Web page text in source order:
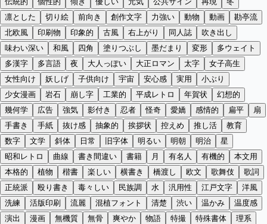
凛とした
切り絵 前向き 創作文字 力強い 動物 動画
勘亭流
北欧風
印刷物 印象的 古風 右上がり 同人誌
吹き出し
味わい深い
和風 四角 塗りつぶし 墨だまり 変形
多ウェイト
多漢字
多言語 夜 大人っぽい 大正ロマン 太字
女子高生
女性向け
妖しげ 子供向け 宇宙 安心感 実用
小ぶり
少女漫画
岩石 崩し字 工業的 平成レトロ 年賀状
幻想的
幾何学
広告 強気 影付き 忍者 怪奇 愛嬌 感情的 扁平
扇
手書き
手紙 抜け感 抽象的 挨拶状 控えめ 推し活
教育
数字
文学 斜体 日常 旧字体 明るい 明朝 明治
星
昭和レトロ
曲線 書き間違い 書籍 月 有名人 有機的
本文用
本格的
植物 楷書 楽しい 横書き 橋渡し 欧文 歌舞伎
歌詞
正統派
殴り書き 毒々しい 民族調 水 汎用性 江戸文字
洋風
洗練
活版印刷 流麗 混植フォント 清楚 渋い 温かみ
温度感
演出
漫画 無機質 無骨 爽やか 物語 特撮 特殊書体
理系